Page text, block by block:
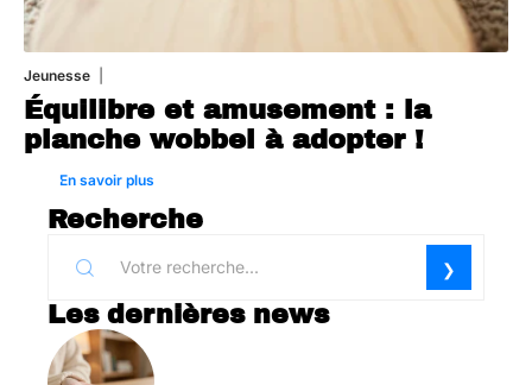
Jeunesse
Équilibre et amusement : la
planche wobbel à adopter !
En savoir plus
Recherche
Les dernières news